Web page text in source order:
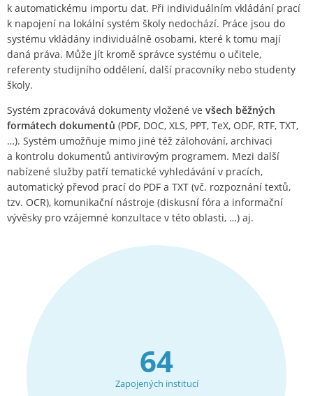
k automatickému importu dat. Při individuálním vkládání prací
k napojení na lokální systém školy nedochází. Práce jsou do
systému vkládány individuálně osobami, které k tomu mají
daná práva. Může jít kromě správce systému o učitele,
referenty studijního oddělení, další pracovníky nebo studenty
školy.
Systém zpracovává dokumenty vložené ve všech běžných
formátech dokumentů (PDF, DOC, XLS, PPT, TeX, ODF, RTF, TXT,
…). Systém umožňuje mimo jiné též zálohování, archivaci
a kontrolu dokumentů antivirovým programem. Mezi další
nabízené služby patří tematické vyhledávání v pracích,
automatický převod prací do PDF a TXT (vč. rozpoznání textů,
tzv. OCR), komunikační nástroje (diskusní fóra a informační
vývěsky pro vzájemné konzultace v této oblasti, …) aj.
64
Zapojených institucí